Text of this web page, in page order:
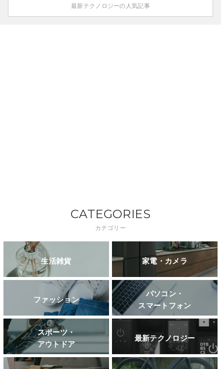
最新テクノロジーの人気記事
CATEGORIES
カテゴリー
生活雑貨 家電・カメラ
ファッション
パソコン・
スマートフォン
スポーツ・
アウトドア
最新テクノロジー